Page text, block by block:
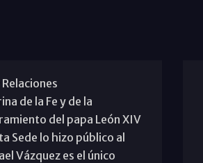
de la Fe y de la
del papa León XIV
Sede lo hizo público al
Vázquez es el único